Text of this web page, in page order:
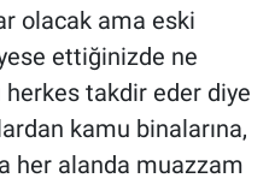
olacak ama eski
ettiğinizde ne
herkes takdir eder diye
kamu binalarına,
her alanda muazzam